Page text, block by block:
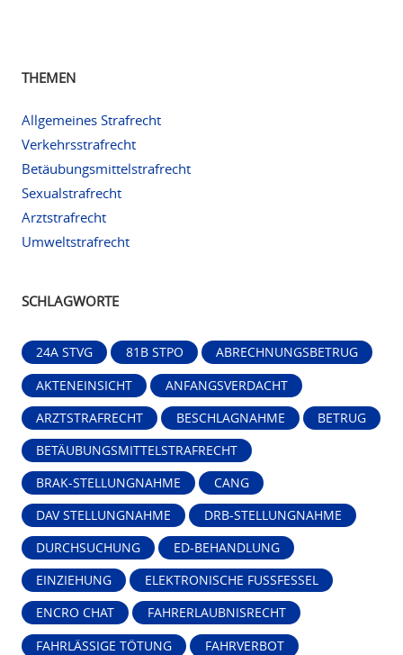
THEMEN
Allgemeines Strafrecht
Verkehrsstrafrecht
Betäubungsmittelstrafrecht
Sexualstrafrecht
Arztstrafrecht
Umweltstrafrecht
SCHLAGWORTE
24A STVG 81B STPO ABRECHNUNGSBETRUG
AKTENEINSICHT ANFANGSVERDACHT
ARZTSTRAFRECHT BESCHLAGNAHME BETRUG
BETÄUBUNGSMITTELSTRAFRECHT
BRAK-STELLUNGNAHME CANG
DAV STELLUNGNAHME DRB-STELLUNGNAHME
DURCHSUCHUNG ED-BEHANDLUNG
EINZIEHUNG ELEKTRONISCHE FUSSFESSEL
ENCRO CHAT FAHRERLAUBNISRECHT
FAHRLÄSSIGE TÖTUNG FAHRVERBOT